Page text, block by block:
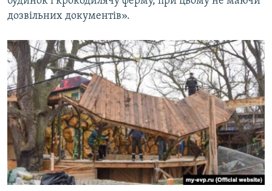
дозвільних документів».